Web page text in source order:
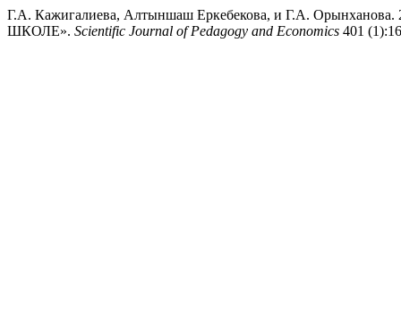
Г.А. Кажигалиева, Алтыншаш Еркебекова, и Г.А.
ШКОЛЕ». Scientific Journal of Pedagogy and Economics 401